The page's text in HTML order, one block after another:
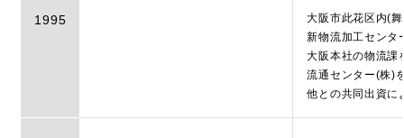
1995
大阪市此花区内(
新物流加工センタ
大阪本社の物流課
流通センター(株)
他との共同出資に